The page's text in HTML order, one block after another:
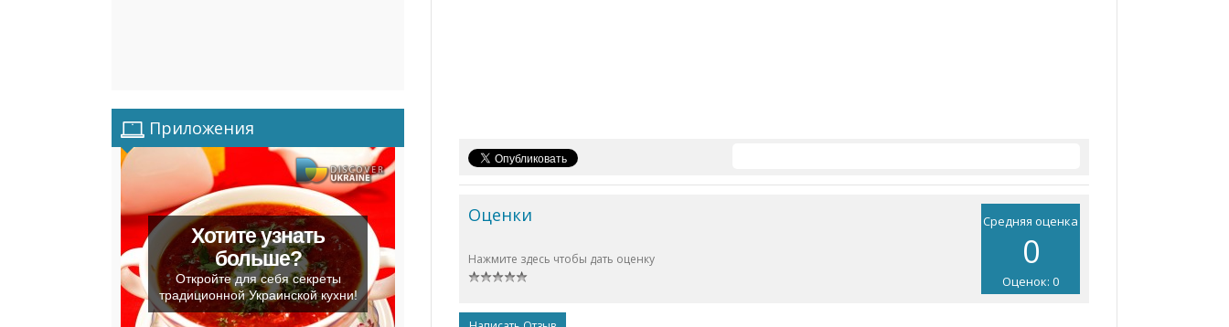
Приложения
Хотите узнать
больше?
Откройте для себя секреты
традиционной Украинской кухни!
Средняя оценка
0
Оценок: 0
Оценки
Нажмите здесь чтобы дать оценку